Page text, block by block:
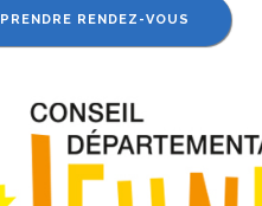
PRENDRE RENDEZ-VOUS